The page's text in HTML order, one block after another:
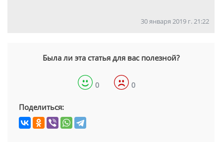
30 января 2019 г. 21:22
Была ли эта статья для вас полезной?
0 0
Поделиться: